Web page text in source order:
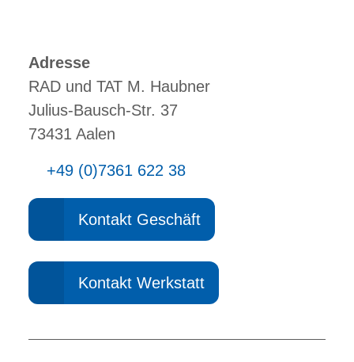
Adresse
RAD und TAT M. Haubner
Julius-Bausch-Str. 37
73431 Aalen
+49 (0)7361 622 38
Kontakt Geschäft
Kontakt Werkstatt